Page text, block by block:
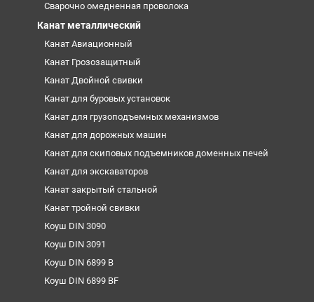
Сварочно омедненная проволока
Канат металлический
Канат Авиационный
Канат Грозозащитный
Канат Двойной свивки
Канат для буровых установок
Канат для грузоподъемных механизмов
Канат для дорожных машин
Канат для скиповых подъемников доменных печей
Канат для экскаваторов
Канат закрытый стальной
Канат тройной свивки
Коуш DIN 3090
Коуш DIN 3091
Коуш DIN 6899 B
Коуш DIN 6899 BF